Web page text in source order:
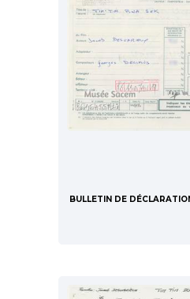
BULLETIN DE